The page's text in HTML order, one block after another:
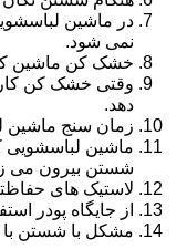
در ماشین
نمی شود.
خشک کن ماشین
وقتی خشک کن
دهد.
زمان سنج ماشین
ماشین
شستن بیرون می
لاستیک های
از جایگاه پودر
مشکل با شستن با